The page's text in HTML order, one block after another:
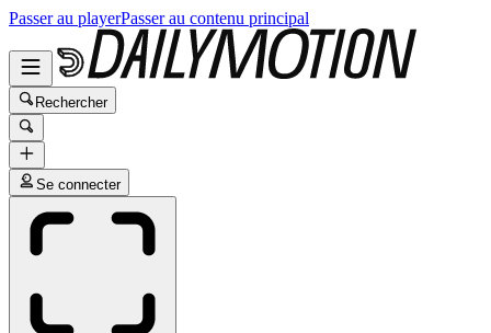
Passer au playerPasser au contenu principal
Rechercher
Se connecter